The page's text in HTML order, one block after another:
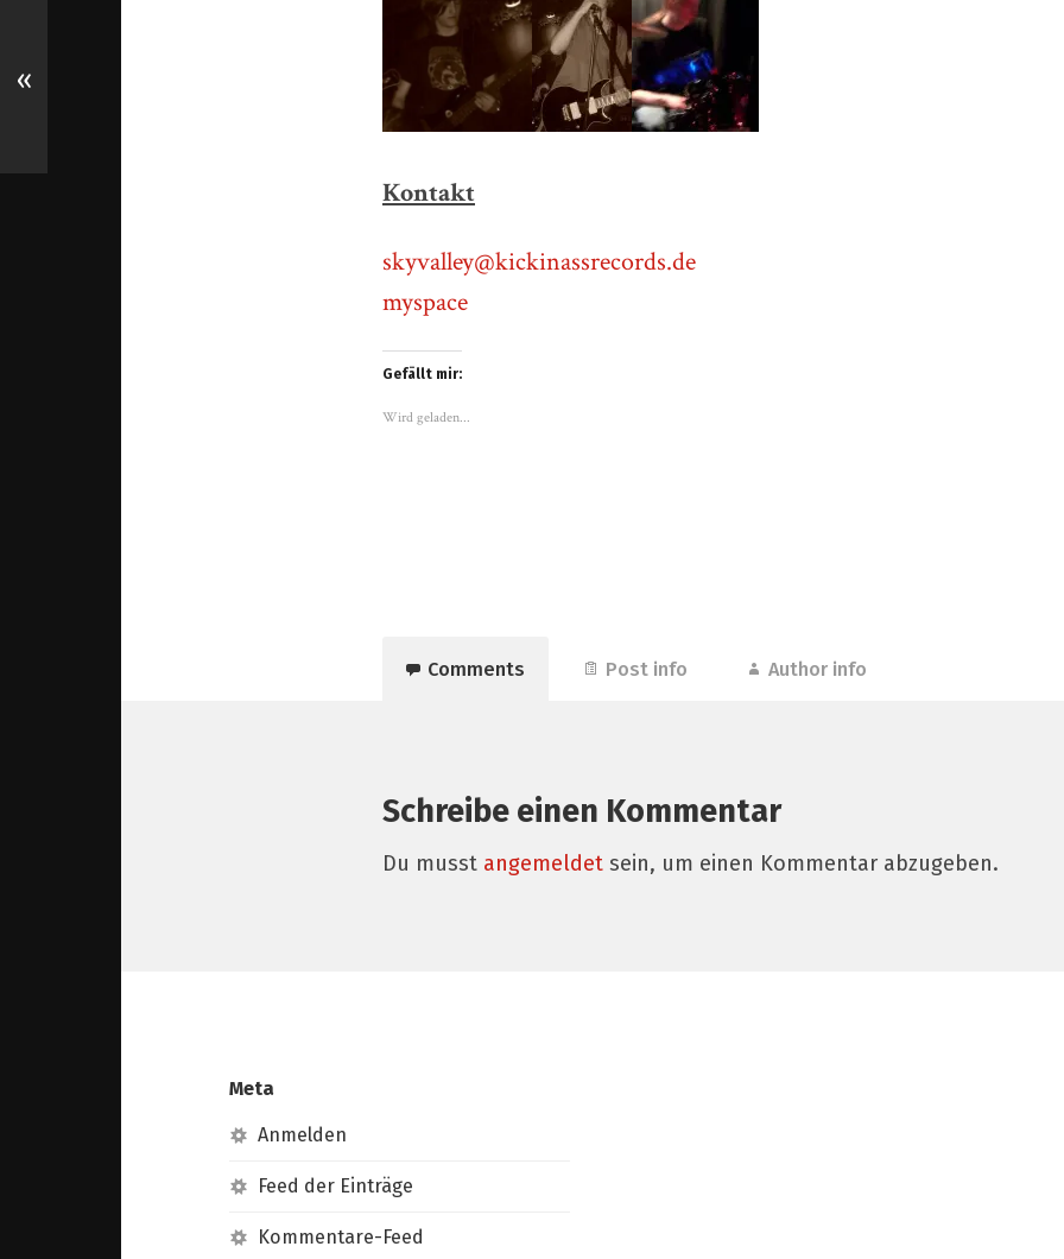
Kontakt
skyvalley@kickinassrecords.de
myspace
Gefällt mir:
Wird geladen...
Comments Post info Author info
Schreibe einen Kommentar
Du musst angemeldet sein, um einen Kommentar abzugeben.
«
Meta
Anmelden
Feed der Einträge
Kommentare-Feed